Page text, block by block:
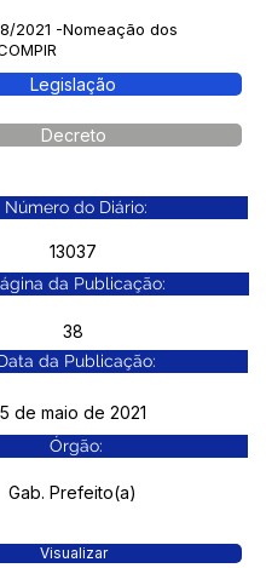
2021 -Nomeação dos
Legislação
Decreto
Número do Diário:
13037
da Publicação:
38
da Publicação:
5 de maio de 2021
Órgão:
Gab. Prefeito(a)
Visualizar